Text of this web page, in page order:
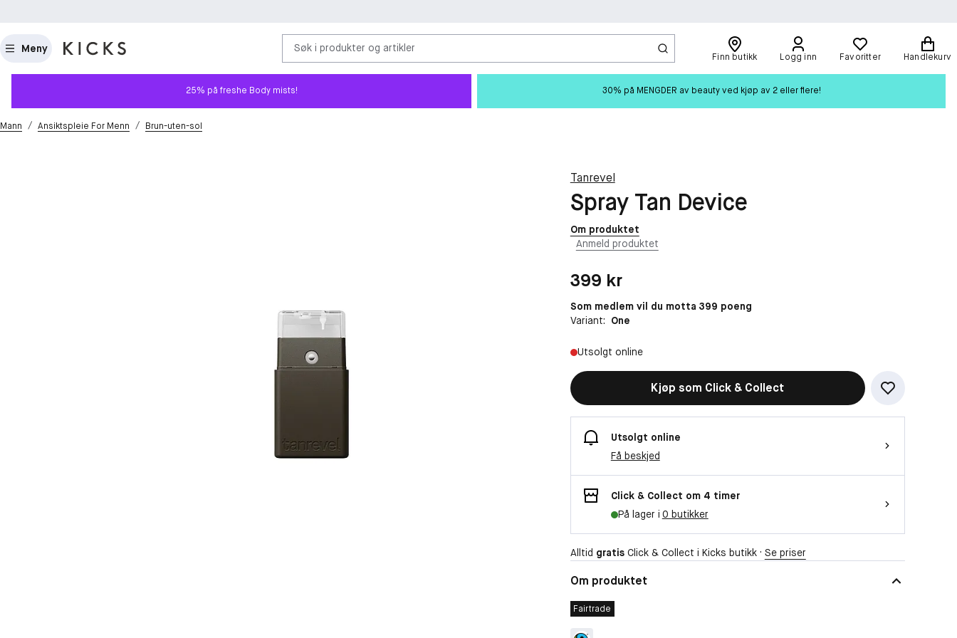
Meny Søk i produkter og artikler
Finn butikk Logg inn Favoritter Handlekurv
25% på freshe Body mists! 30% på MENGDER av beauty ved kjøp av 2 eller flere!
Mann / Ansiktspleie For Menn / Brun-uten-sol
Tanrevel
Spray Tan Device
Om produktet
Anmeld produktet
Variant: One
Pris: 399 kr
399 kr
Som medlem vil du motta 399 poeng
Utsolgt online
Kjøp som Click & Collect
Utsolgt online
Få beskjed
Click & Collect om 4 timer
På lager i 0 butikker
Alltid gratisClick & Collect i Kicks butikk · Se priser
Om produktet
Fairtrade